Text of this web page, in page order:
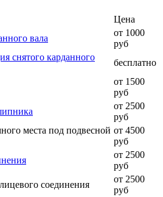
Цена
вала
от 1000
руб
снятого карданного
бесплатно
от 1500
руб
от 2500
руб
места под подвесной от 4500
руб
от 2500
руб
соединения
от 2500
руб